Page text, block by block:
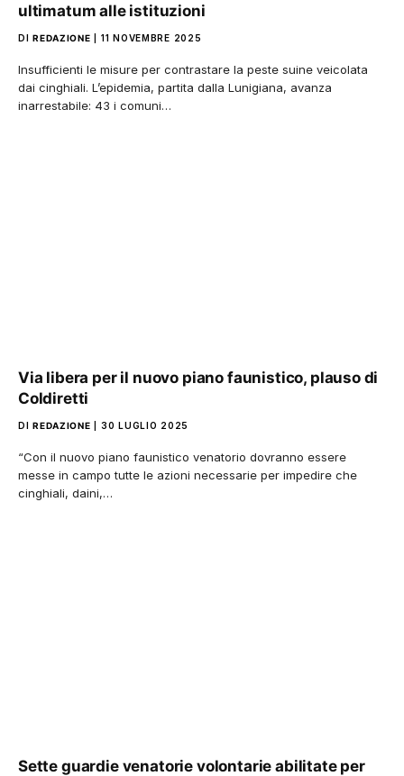
ultimatum alle istituzioni
DI REDAZIONE 11 NOVEMBRE 2025
Insufficienti le misure per contrastare la peste suine veicolata
dai cinghiali. L’epidemia, partita dalla Lunigiana, avanza
inarrestabile: 43 i comuni…
Via libera per il nuovo piano faunistico, plauso di
Coldiretti
DI REDAZIONE 30 LUGLIO 2025
“Con il nuovo piano faunistico venatorio dovranno essere
messe in campo tutte le azioni necessarie per impedire che
cinghiali, daini,…
Sette guardie venatorie volontarie abilitate per